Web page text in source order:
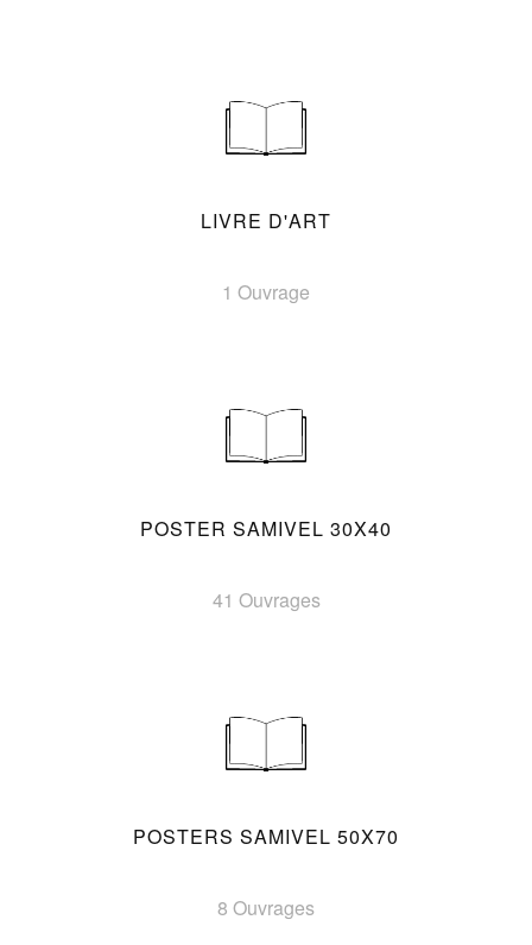
LIVRE D'ART
1 Ouvrage
POSTER SAMIVEL 30X40
41 Ouvrages
POSTERS SAMIVEL 50X70
8 Ouvrages